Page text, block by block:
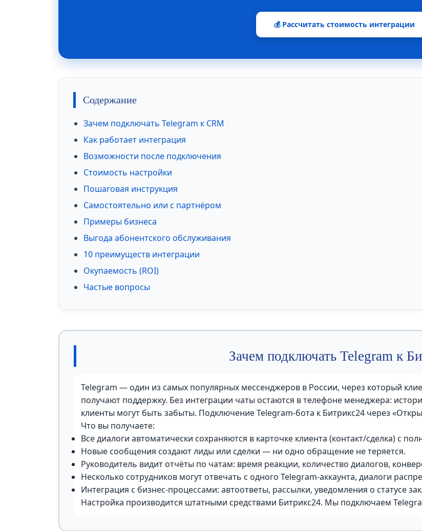
💰 Рассчитать стоимость интеграции
Содержание
Зачем подключать Telegram к CRM
Как работает интеграция
Возможности после подключения
Стоимость настройки
Пошаговая инструкция
Самостоятельно или с партнёром
Примеры бизнеса
Выгода абонентского обслуживания
10 преимуществ интеграции
Окупаемость (ROI)
Частые вопросы
Зачем подключать Telegram к
Telegram — один из самых популярных мессенджеров в России, через который
получают поддержку. Без интеграции чаты остаются в телефоне менеджера:
клиенты могут быть забыты. Подключение Telegram-бота к Битрикс24 через
Что вы получаете:
Все диалоги автоматически сохраняются в карточке клиента (контакт/сделка) с
Новые сообщения создают лиды или сделки — ни одно обращение не теряется.
Руководитель видит отчёты по чатам: время реакции, количество диалогов,
Несколько сотрудников могут отвечать с одного Telegram-аккаунта, диалоги
Интеграция с бизнес-процессами: автоответы, рассылки, уведомления о статусе
Настройка производится штатными средствами Битрикс24. Мы подключаем